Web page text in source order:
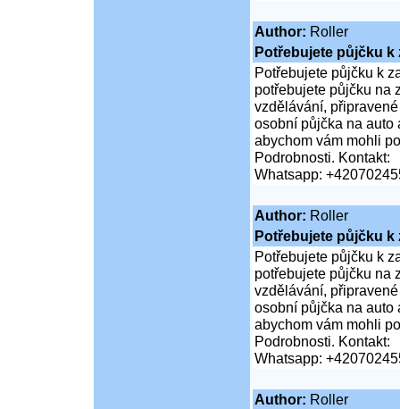
Author: Roller
Potřebujete půjčku
Potřebujete půjčku k
potřebujete půjčku na
vzdělávání,
osobní půjčka na auto
abychom vám mohli
Podrobnosti. Kontakt:
Whatsapp:
Author: Roller
Potřebujete půjčku
Potřebujete půjčku k
potřebujete půjčku na
vzdělávání,
osobní půjčka na auto
abychom vám mohli
Podrobnosti. Kontakt:
Whatsapp:
Author: Roller